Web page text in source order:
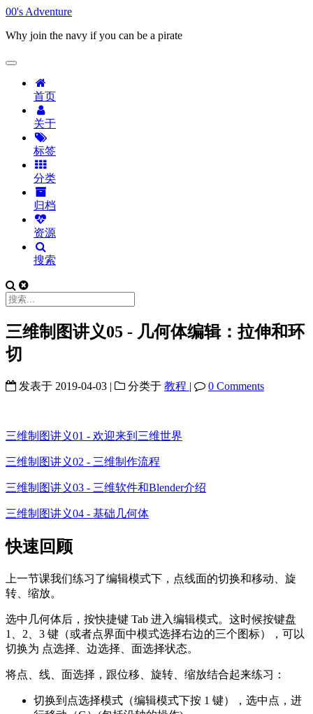
00's Adventure
Why join the navy if you can be a pirate
首页
关于
标签
分类
归档
资源
搜索
三维制图讲义05 - 几何体编辑：拉伸和环
切
发表于 2019-04-03 | 分类于 教程 | 0 Comments
三维制图讲义01 - 欢迎来到三维世界
三维制图讲义02 - 三维制作流程
三维制图讲义03 - 三维软件和Blender介绍
三维制图讲义04 - 基础几何体
快速回顾
上一节课我们练习了编辑模式下，点线面的切换和移动、旋
转、缩放。
选中几何体后，按快捷键 Tab 进入编辑模式。这时候按键盘
1、2、3 键（或者点界面中模式选择右边的三个图标），可以
切换为 点选择、边选择、面选择状态。
将点、线、面选择，跟位移、旋转、缩放结合起来练习：
切换到点选择模式（编辑模式下按 1 键），选中点，进